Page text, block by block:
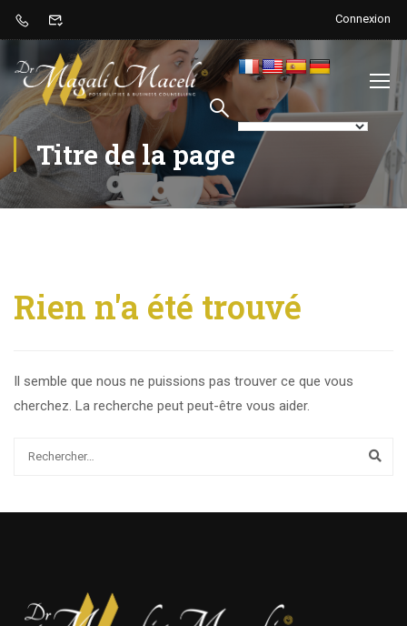
Connexion
Titre de la page
Rien n'a été trouvé
Il semble que nous ne puissions pas trouver ce que vous
cherchez. La recherche peut peut-être vous aider.